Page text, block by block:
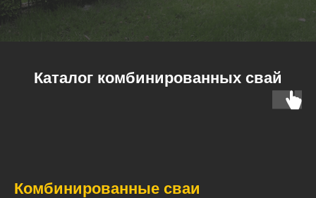
Каталог комбинированных свай
Комбинированные сваи